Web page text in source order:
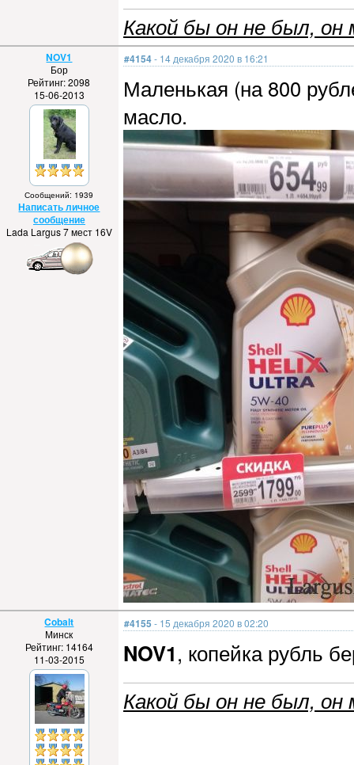
Какой бы он не был, он
NOV1
Бор
Рейтинг: 2098
15-06-2013
Сообщений: 1939
Написать личное
сообщение
Lada Largus 7 мест 16V
#4154- 14 декабря 2020 в 16:21
Маленькая (на 800
масло.
Cobalt
Минск
Рейтинг: 14164
11-03-2015
#4155 - 15 декабря 2020 в 02:20
NOV1, копейка рубль
Какой бы он не был, он